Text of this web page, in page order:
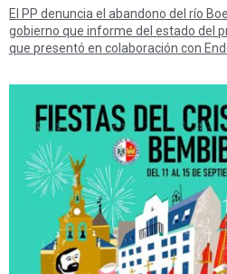
El PP denuncia el abandono del río
gobierno que informe del estado del
que presentó en colaboración con